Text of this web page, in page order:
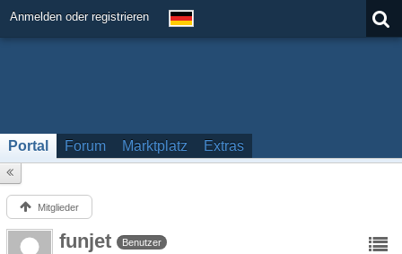
Anmelden oder registrieren
Portal Forum Marktplatz Extras
Mitglieder
funjet
Benutzer